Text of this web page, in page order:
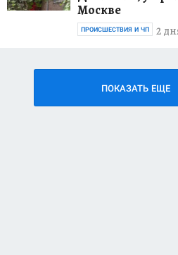
Москве
2
ПРОИСШЕСТВИЯ И ЧП
ПОКАЗАТЬ ЕЩЕ